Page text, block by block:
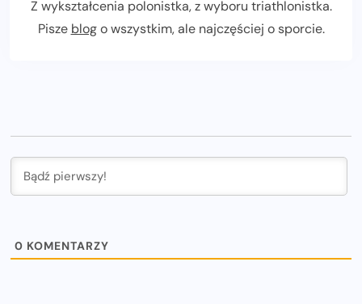
Z wykształcenia polonistka, z wyboru triathlonistka.
Pisze blogo wszystkim, ale najczęściej o sporcie.
0 KOMENTARZY